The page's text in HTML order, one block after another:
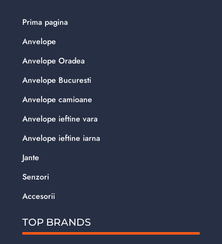
Prima pagina
Anvelope
Anvelope Oradea
Anvelope Bucuresti
Anvelope camioane
Anvelope ieftine vara
Anvelope ieftine iarna
Jante
Senzori
Accesorii
TOP BRANDS